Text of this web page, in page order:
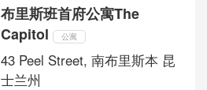
户。社区内物业配套齐全，大
型连锁超市、网球场、游...
布里斯班首府公寓The
Capitol
公寓
43 Peel Street, 南布里斯本 昆
士兰州